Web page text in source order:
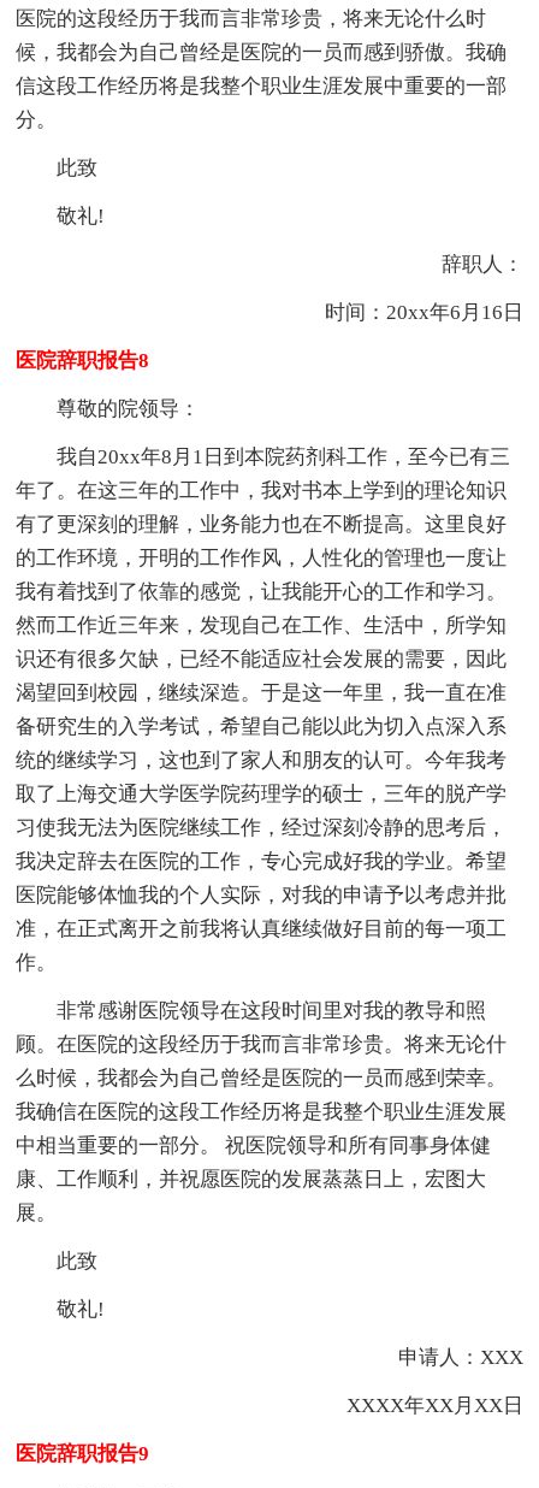
医院的这段经历于我而言非常珍贵，将来无论什么时
候，我都会为自己曾经是医院的一员而感到骄傲。我确
信这段工作经历将是我整个职业生涯发展中重要的一部
分。
此致
敬礼!
辞职人：
时间：20xx年6月16日
医院辞职报告8
尊敬的院领导：
我自20xx年8月1日到本院药剂科工作，至今已有三
年了。在这三年的工作中，我对书本上学到的理论知识
有了更深刻的理解，业务能力也在不断提高。这里良好
的工作环境，开明的工作作风，人性化的管理也一度让
我有着找到了依靠的感觉，让我能开心的工作和学习。
然而工作近三年来，发现自己在工作、生活中，所学知
识还有很多欠缺，已经不能适应社会发展的需要，因此
渴望回到校园，继续深造。于是这一年里，我一直在准
备研究生的入学考试，希望自己能以此为切入点深入系
统的继续学习，这也到了家人和朋友的认可。今年我考
取了上海交通大学医学院药理学的硕士，三年的脱产学
习使我无法为医院继续工作，经过深刻冷静的思考后，
我决定辞去在医院的工作，专心完成好我的学业。希望
医院能够体恤我的个人实际，对我的申请予以考虑并批
准，在正式离开之前我将认真继续做好目前的每一项工
作。
非常感谢医院领导在这段时间里对我的教导和照
顾。在医院的这段经历于我而言非常珍贵。将来无论什
么时候，我都会为自己曾经是医院的一员而感到荣幸。
我确信在医院的这段工作经历将是我整个职业生涯发展
中相当重要的一部分。 祝医院领导和所有同事身体健
康、工作顺利，并祝愿医院的发展蒸蒸日上，宏图大
展。
此致
敬礼!
申请人：XXX
XXXX年XX月XX日
医院辞职报告9